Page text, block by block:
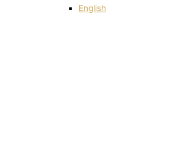
English